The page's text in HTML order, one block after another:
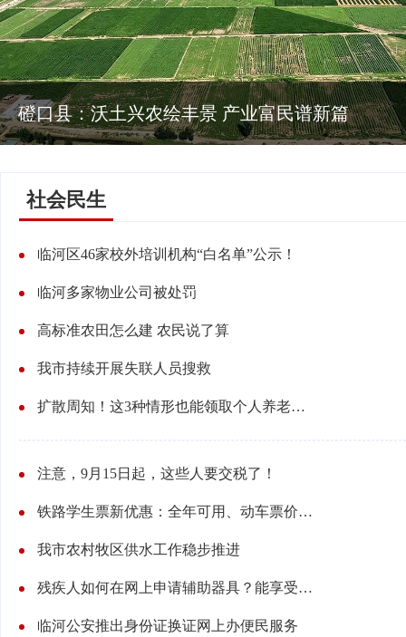
磴口县：沃土兴农绘丰景 产业富民谱新篇
社会民生
临河区46家校外培训机构“白名单”公示！
临河多家物业公司被处罚
高标准农田怎么建 农民说了算
我市持续开展失联人员搜救
扩散周知！这3种情形也能领取个人养老金了
注意，9月15日起，这些人要交税了！
铁路学生票新优惠：全年可用、动车票价“折上折”
我市农村牧区供水工作稳步推进
残疾人如何在网上申请辅助器具？能享受补贴吗？
临河公安推出身份证换证网上办便民服务